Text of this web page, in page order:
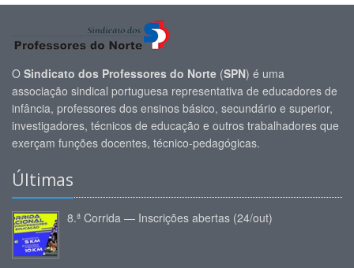
O Sindicato dos Professores do Norte (SPN) é uma
associação sindical portuguesa representativa de educadores de
infância, professores dos ensinos básico, secundário e superior,
investigadores, técnicos de educação e outros trabalhadores que
exerçam funções docentes, técnico-pedagógicas.
Últimas
8.ª Corrida — Inscrições abertas (24/out)